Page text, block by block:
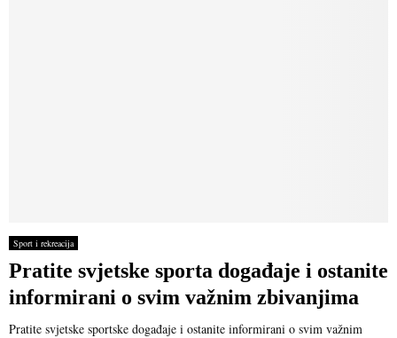
Sport i rekreacija
Pratite svjetske sporta događaje i ostanite
informirani o svim važnim zbivanjima
Pratite svjetske sportske događaje i ostanite informirani o svim važnim